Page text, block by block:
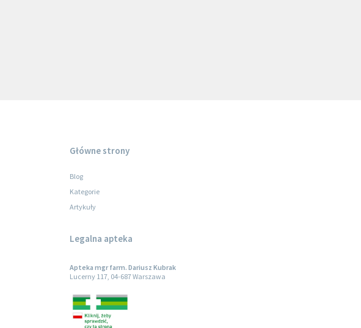
Główne strony
Blog
Kategorie
Artykuły
Legalna apteka
Apteka mgr farm. Dariusz Kubrak
Lucerny 117, 04-687 Warszawa